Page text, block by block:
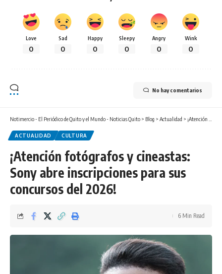
Love
0
Sad
0
Happy
0
Sleepy
0
Angry
0
Wink
0
No hay comentarios
Notimercio - El Periódico de Quito y el Mundo - Noticias Quito > Blog > Actualidad > ¡Atención fotógrafos y cineastas: Sony abre inscripciones para sus concursos del 2026!
ACTUALIDAD CULTURA
¡Atención fotógrafos y cineastas:
Sony abre inscripciones para sus
concursos del 2026!
6 Min Read